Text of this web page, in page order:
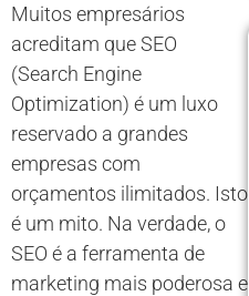
Muitos empresários
acreditam que SEO
(Search Engine
Optimization) é um luxo
reservado a grandes
empresas com
orçamentos ilimitados. Isto
é um mito. Na verdade, o
SEO é a ferramenta de
marketing mais poderosa e